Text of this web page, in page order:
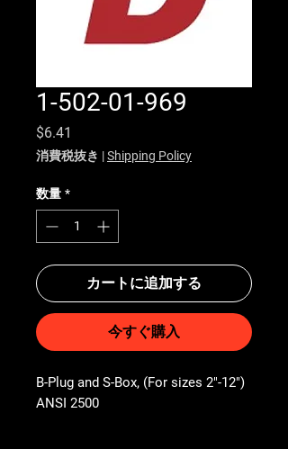
1-502-01-969
$6.41
消費税抜き |Shipping Policy
数量 *
カートに追加する
今すぐ購入
B-Plug and S-Box, (For sizes 2"-12")
ANSI 2500